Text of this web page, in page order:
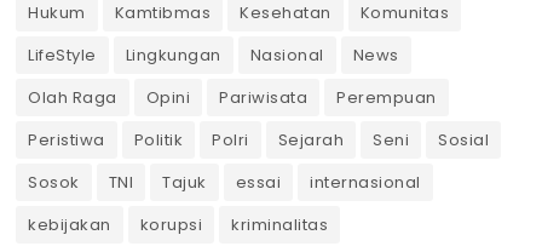
Hukum
Kamtibmas Kesehatan
Komunitas
LifeStyle
Lingkungan Nasional
News
Olah Raga
Opini Pariwisata
Perempuan
Peristiwa
Politik Polri Sejarah Seni
Sosial
Sosok
TNI Tajuk essai
internasional
kebijakan
korupsi kriminalitas